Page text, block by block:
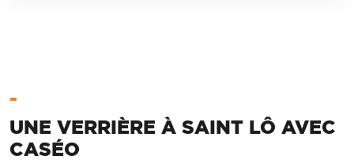
-
UNE VERRIÈRE À SAINT LÔ AVEC
CASÉO